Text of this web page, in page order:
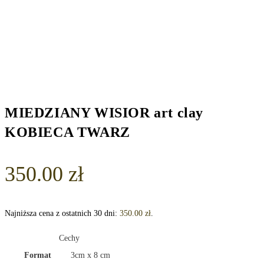
MIEDZIANY WISIOR art clay
KOBIECA TWARZ
350.00 zł
Najniższa cena z ostatnich 30 dni: 350.00 zł.
Cechy
Format
3cm x 8 cm